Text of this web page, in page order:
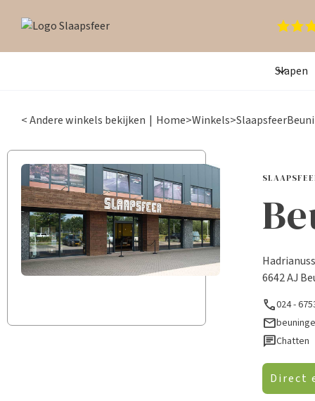
Slapen
< Andere winkels bekijken | Home>Winkels>Slaapsfeer
6642 AJ
call024 -
mail
chatChatten
Direct